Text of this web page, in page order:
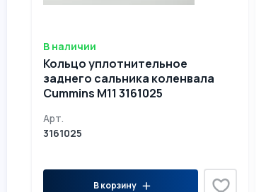
В наличии
Кольцо уплотнительное
заднего сальника коленвала
Cummins M11 3161025
Арт.
3161025
В корзину